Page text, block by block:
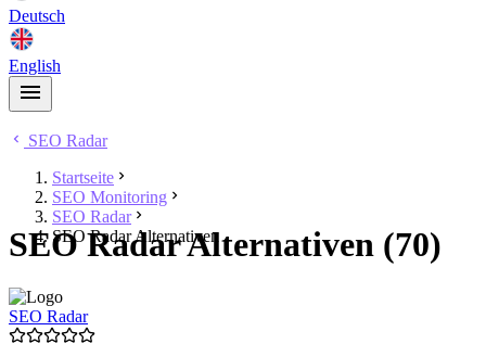
Deutsch
English
SEO Radar
Startseite
SEO Monitoring
SEO Radar
SEO Radar Alternativen
SEO Radar Alternativen (70)
SEO Radar